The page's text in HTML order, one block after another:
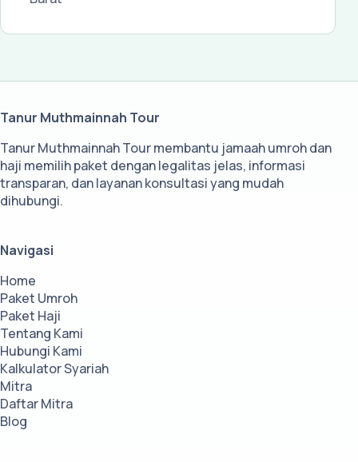
Tanur Muthmainnah Tour
Tanur Muthmainnah Tour membantu jamaah umroh dan
haji memilih paket dengan legalitas jelas, informasi
transparan, dan layanan konsultasi yang mudah
dihubungi.
Navigasi
Home
Paket Umroh
Paket Haji
Tentang Kami
Hubungi Kami
Kalkulator Syariah
Mitra
Daftar Mitra
Blog